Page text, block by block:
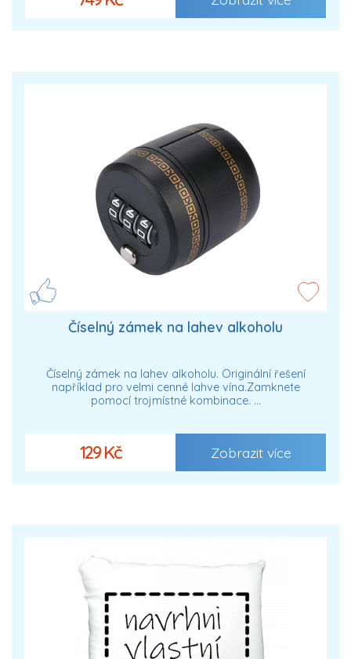
Číselný zámek na lahev alkoholu
Číselný zámek na lahev alkoholu. Originální řešení
například pro velmi cenné lahve vína.Zamknete
pomocí trojmístné kombinace. …
129 Kč Zobrazit více